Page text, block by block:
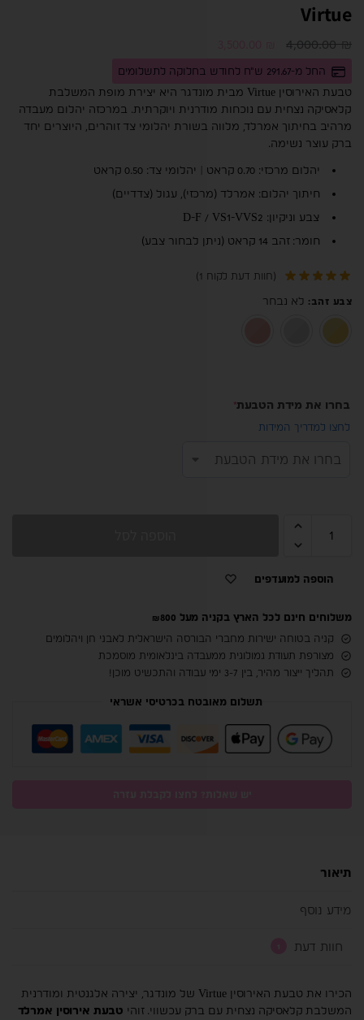
Virtue
4,000.00₪
החל מ-291.67 ש"ח לחודש בחלוקה לתשלומים
טבעת האירוסין Virtue מבית מונדגר היא יצירת מופת המשלבת
קלאסיקה נצחית עם נוכחות מודרנית ויוקרתית. במרכזה יהלום מעבדה
מרהיב בחיתוך אמרלד, מלווה בשורת יהלומי צד זוהרים, היוצרים יחד
ברק עוצר נשימה.
יהלום מרכזי: 0.70 קראט | יהלומי צד: 0.50 קראט
חיתוך יהלום: אמרלד (מרכזי), עגול (צדדיים)
צבע וניקיון: D-F / VS1-VVS2
חומר: זהב 14 קראט (ניתן לבחור צבע)
(חוות דעת לקוח 1
)
צבע זהב : לא נבחר
בחרו את מידת הטבעת*
לחצו למדריך המידות
הוספה למועדפים
משלוחים חינם לכל הארץ בקניה מעל ₪800
קניה בטוחה ישירות מחברי הבורסה הישראלית לאבני חן ויהלומים
מצורפת תעודת גמולוגית ממעבדה בינלאומית מוסמכת
תהליך ייצור מהיר, בין 3-7 ימי עבודה והתכשיט מוכן!
תשלום מאובטח בכרטיסי אשראי
תיאור
מידע נוסף
חוות דעת
הכירו את טבעת האירוסין Virtue של מונדגר, יצירה אלגנטית ומודרנית
המשלבת קלאסיקה נצחית עם ברק עכשווי. זוהי טבעת אירוסין אמרלד